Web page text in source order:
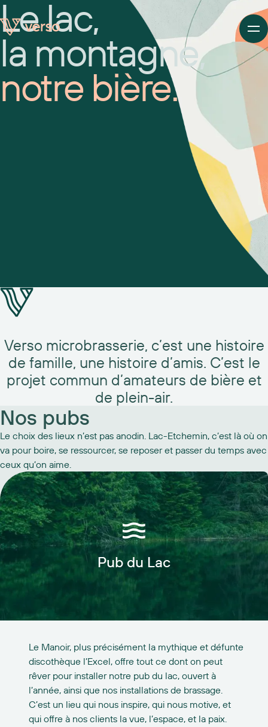
Le lac,
la montagne,
notre bière.
Verso microbrasserie, c’est une histoire
de famille, une histoire d’amis. C’est le
projet commun d’amateurs de bière et
de plein-air.
Nos pubs
Le choix des lieux n’est pas anodin. Lac-Etchemin, c’est là où on
va pour boire, se ressourcer, se reposer et passer du temps avec
ceux qu’on aime.
Pub du Lac
Le Manoir, plus précisément la mythique et défunte
discothèque l’Excel, offre tout ce dont on peut
rêver pour installer notre pub du lac, ouvert à
l’année, ainsi que nos installations de brassage.
C’est un lieu qui nous inspire, qui nous motive, et
qui offre à nos clients la vue, l’espace, et la paix.